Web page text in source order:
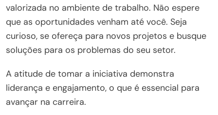
valorizada no ambiente de trabalho. Não espere
que as oportunidades venham até você. Seja
curioso, se ofereça para novos projetos e busque
soluções para os problemas do seu setor.
A atitude de tomar a iniciativa demonstra
liderança e engajamento, o que é essencial para
avançar na carreira.